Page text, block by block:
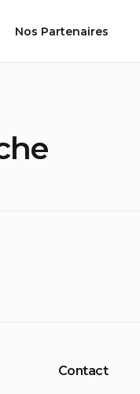
Nos Partenaires
Contact